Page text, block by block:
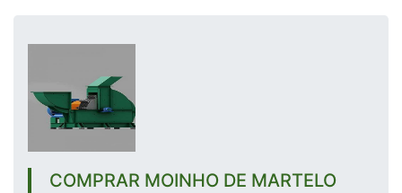
COMPRAR MOINHO DE MARTELO